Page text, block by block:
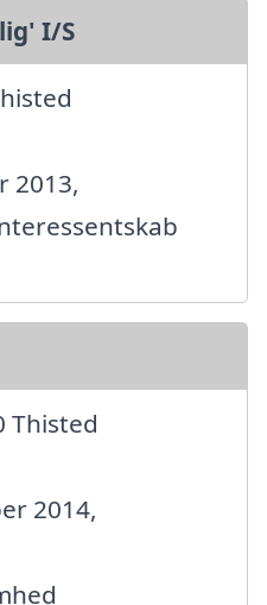
I/S
2013,
Thisted
2014,